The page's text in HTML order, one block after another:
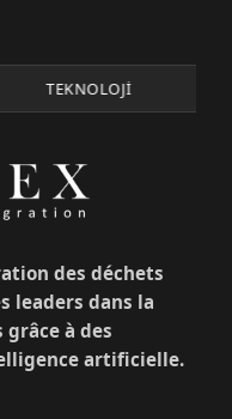
TEKNOLOJİ
des déchets
leaders dans la
à des
artificielle.